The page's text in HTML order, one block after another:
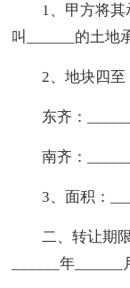
1、甲方将
叫______的土地
2、地块四至
东齐：
南齐：
3、面积：
二、转让期
______年______